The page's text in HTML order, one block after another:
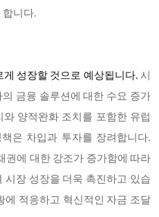
합니다.
성장할 것으로 예상됩니다. 시
금융 솔루션에 대한 수요 증가
양적완화 조치를 포함한 유럽
은 차입과 투자를 장려합니다.
권에 대한 강조가 증가함에 따라
시장 성장을 더욱 촉진하고 있습
에 적응하고 혁신적인 자금 조달